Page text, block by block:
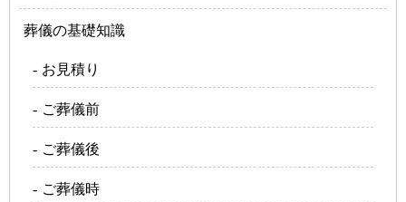
葬儀の基礎知識
お見積り
ご葬儀前
ご葬儀後
ご葬儀時